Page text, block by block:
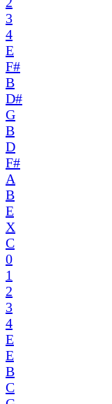
3
4
E
F#
B
D#
G
B
D
F#
A
B
E
X
C
0
1
2
3
4
E
E
B
C